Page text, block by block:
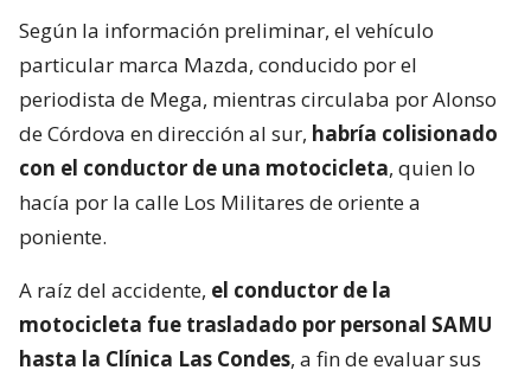
Según la información preliminar, el vehículo
particular marca Mazda, conducido por el
periodista de Mega, mientras circulaba por Alonso
de Córdova en dirección al sur, habría colisionado
con el conductor de una motocicleta, quien lo
hacía por la calle Los Militares de oriente a
poniente.
A raíz del accidente, el conductor de la
motocicleta fue trasladado por personal SAMU
hasta la Clínica Las Condes, a fin de evaluar sus